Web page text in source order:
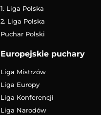
1. Liga Polska
2. Liga Polska
Puchar Polski
Europejskie puchary
Liga Mistrzów
Liga Europy
Liga Konferencji
Liga Narodów